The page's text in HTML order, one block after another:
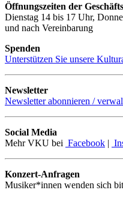
Öffnungszeiten der
Dienstag 14 bis 17 Uhr,
und nach Vereinbarung
Spenden
Unterstützen Sie unsere
Newsletter
Newsletter abonnieren /
Social Media
Mehr VKU bei Facebook |
Konzert-Anfragen
Musiker*innen wenden sich